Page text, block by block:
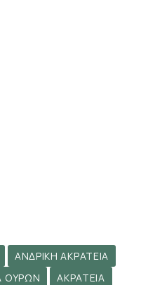
ΑΝΔΡΙΚΉ ΑΚΡΆΤΕΙΑ
ΟΎΡΩΝ
ΑΚΡΆΤΕΙΑ